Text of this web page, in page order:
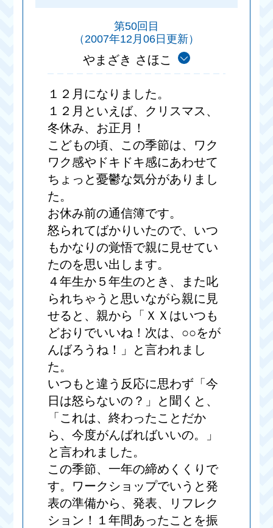
第50回目
（2007年12月06日更新）
やまざき さほこ
１２月になりました。
１２月といえば、クリスマス、
冬休み、お正月！
こどもの頃、この季節は、ワク
ワク感やドキドキ感にあわせて
ちょっと憂鬱な気分がありまし
た。
お休み前の通信簿です。
怒られてばかりいたので、いつ
もかなりの覚悟で親に見せてい
たのを思い出します。
４年生か５年生のとき、また叱
られちゃうと思いながら親に見
せると、親から「ＸＸはいつも
どおりでいいね！次は、○○をが
んばろうね！」と言われまし
た。
いつもと違う反応に思わず「今
日は怒らないの？」と聞くと、
「これは、終わったことだか
ら、今度がんばればいいの。」
と言われました。
この季節、一年の締めくくりで
す。ワークショップでいうと発
表の準備から、発表、リフレク
ション！１年間あったことを振